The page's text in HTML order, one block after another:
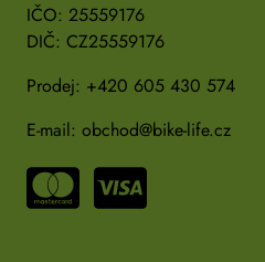
IČO: 25559176
DIČ: CZ25559176
Prodej: +420 605 430 574
E-mail: obchod@bike-life.cz